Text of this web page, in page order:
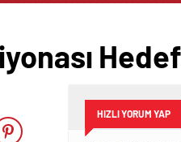
HIZLI YORUM YAP